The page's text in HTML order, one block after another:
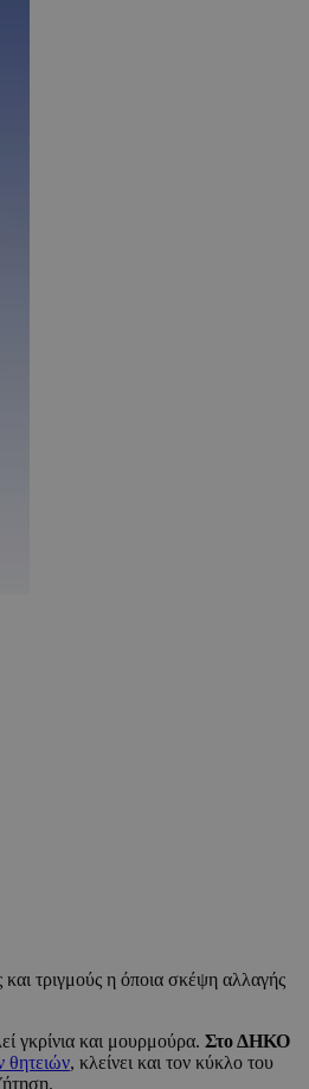
τριγμούς η όποια σκέψη αλλαγής
γκρίνια και μουρμούρα. Στο ΔΗΚΟ
θητειών, κλείνει και τον κύκλο του